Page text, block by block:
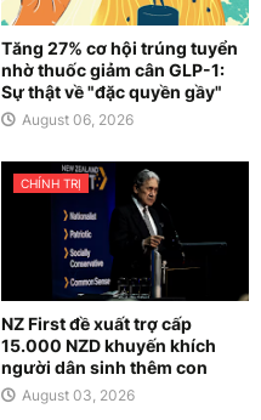
Tăng 27% cơ hội trúng tuyển
nhờ thuốc giảm cân GLP-1:
Sự thật về "đặc quyền gầy"
August 06, 2026
CHÍNH TRỊ
NZ First đề xuất trợ cấp
15.000 NZD khuyến khích
người dân sinh thêm con
August 03, 2026